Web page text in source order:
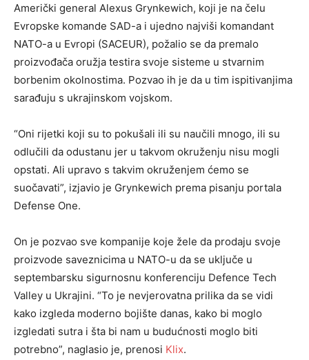
Američki general Alexus Grynkewich, koji je na čelu
Evropske komande SAD-a i ujedno najviši komandant
NATO-a u Evropi (SACEUR), požalio se da premalo
proizvođača oružja testira svoje sisteme u stvarnim
borbenim okolnostima. Pozvao ih je da u tim ispitivanjima
sarađuju s ukrajinskom vojskom.
“Oni rijetki koji su to pokušali ili su naučili mnogo, ili su
odlučili da odustanu jer u takvom okruženju nisu mogli
opstati. Ali upravo s takvim okruženjem ćemo se
suočavati”, izjavio je Grynkewich prema pisanju portala
Defense One.
On je pozvao sve kompanije koje žele da prodaju svoje
proizvode saveznicima u NATO-u da se uključe u
septembarsku sigurnosnu konferenciju Defence Tech
Valley u Ukrajini. “To je nevjerovatna prilika da se vidi
kako izgleda moderno bojište danas, kako bi moglo
izgledati sutra i šta bi nam u budućnosti moglo biti
potrebno”, naglasio je, prenosi Klix.